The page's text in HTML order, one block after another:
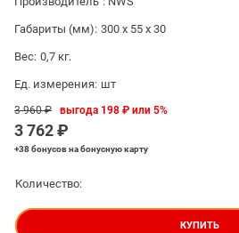
Габариты (мм): 300 x 55 x 30
Вес: 0,7 кг.
Ед. измерения: шт
3 960 ₽
3 762 ₽
выгода 198 ₽ или5%
+38 бонусовна бонусную карту
Количество:
КУПИТЬ